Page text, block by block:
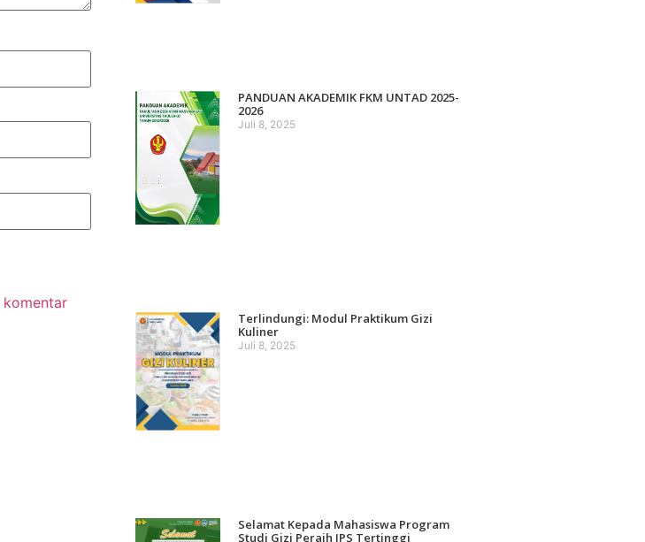
komentar
PANDUAN AKADEMIK FKM UNTAD 2025-
2026
Juli 8, 2025
Terlindungi: Modul Praktikum Gizi
Kuliner
Juli 8, 2025
Selamat Kepada Mahasiswa Program
Studi Gizi Peraih IPS Tertinggi